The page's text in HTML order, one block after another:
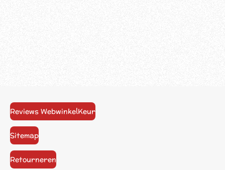
Reviews WebwinkelKeur
Sitemap
Retourneren